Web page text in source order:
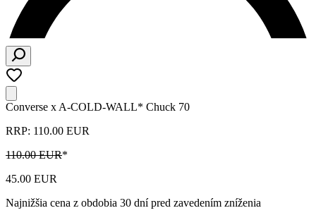
Converse x A-COLD-WALL* Chuck 70
RRP: 110.00 EUR
110.00 EUR*
45.00 EUR
Najnižšia cena z obdobia 30 dní pred zavedením zníženia